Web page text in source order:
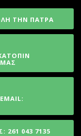
ΤΗΝ ΠΑΤΡΑ
043 7135